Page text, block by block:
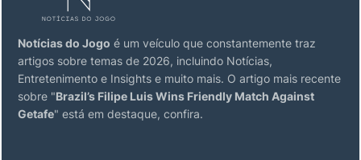
Notícias do Jogo é um veículo que constantemente traz
artigos sobre temas de 2026, incluindo Notícias,
Entretenimento e Insights e muito mais. O artigo mais recente
sobre "Brazil’s Filipe Luis Wins Friendly Match Against
Getafe" está em destaque, confira.